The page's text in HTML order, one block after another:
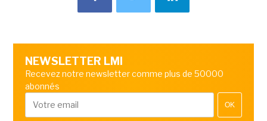
NEWSLETTER LMI
Recevez notre newsletter comme plus de 50000
abonnés
OK